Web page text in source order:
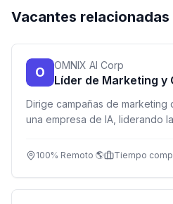
Vacantes relacionadas
O OMNIX AI Corp
Líder de Marketing y
Dirige campañas de marketing
una empresa de IA, liderando
100% Remoto 🌎 Tiempo